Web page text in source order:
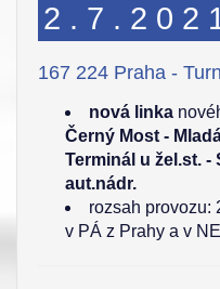
167 224 Praha -
nová linka
Černý Most -
Terminál u žel.st. -
aut.nádr.
rozsah provozu:
v PÁ z Prahy a v